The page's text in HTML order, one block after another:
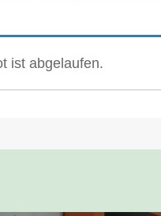
ist abgelaufen.